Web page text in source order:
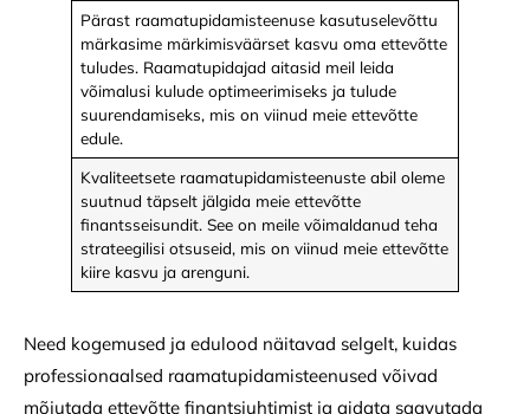
Pärast raamatupidamisteenuse kasutuselevõttu
märkasime märkimisväärset kasvu oma ettevõtte
tuludes. Raamatupidajad aitasid meil leida
võimalusi kulude optimeerimiseks ja tulude
suurendamiseks, mis on viinud meie ettevõtte
edule.
Kvaliteetsete raamatupidamisteenuste abil oleme
suutnud täpselt jälgida meie ettevõtte
finantsseisundit. See on meile võimaldanud teha
strateegilisi otsuseid, mis on viinud meie ettevõtte
kiire kasvu ja arenguni.
Need kogemused ja edulood näitavad selgelt, kuidas
professionaalsed raamatupidamisteenused võivad
mõjutada ettevõtte finantsjuhtimist ja aidata saavutada